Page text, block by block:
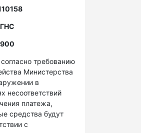
согласно требованию
Министерства
в
несоответствий
платежа,
средства будут
с